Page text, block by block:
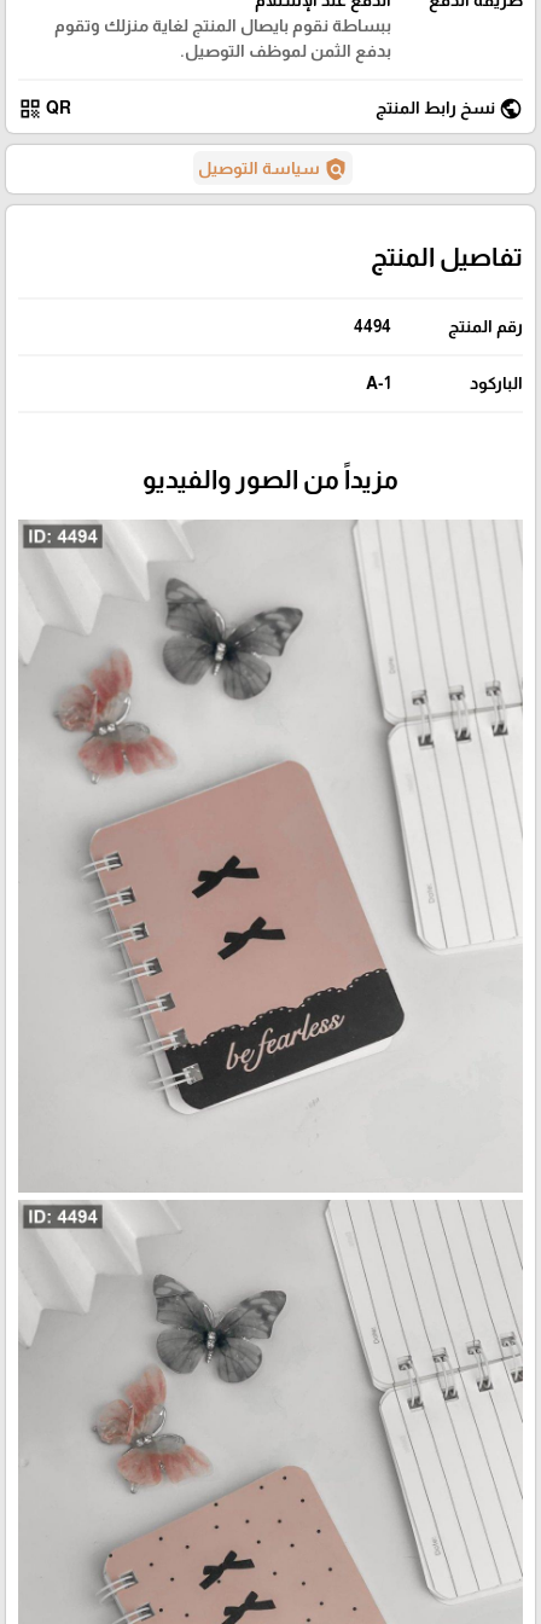
ببساطة نقوم بايصال المنتج لغاية منزلك وتقوم
بدفع الثمن لموظف التوصيل.
public نسخ رابط المنتج QR
qr_code
policy سياسة التوصيل
تفاصيل المنتج
رقم المنتج 4494
الباركود A-1
مزيداً من الصور والفيديو